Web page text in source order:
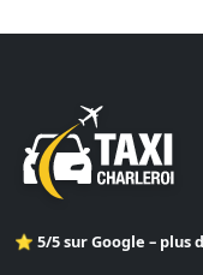
⭐ 5/5 sur Google – plus